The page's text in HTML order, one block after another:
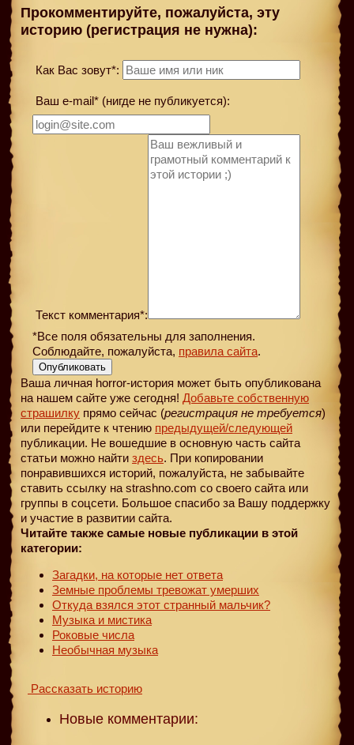
Прокомментируйте, пожалуйста, эту
историю (регистрация не нужна):
Как Вас зовут*:
Ваш e-mail* (нигде не публикуется):
Текст комментария*:
*Все поля обязательны для заполнения.
Соблюдайте, пожалуйста, правила сайта.
Опубликовать
Ваша личная horror-история может быть опубликована
на нашем сайте уже сегодня! Добавьте собственную
страшилку прямо сейчас (регистрация не требуется)
или перейдите к чтению предыдущей/следующей
публикации. Не вошедшие в основную часть сайта
статьи можно найти здесь. При копировании
понравившихся историй, пожалуйста, не забывайте
ставить ссылку на strashno.com со своего сайта или
группы в соцсети. Большое спасибо за Вашу поддержку
и участие в развитии сайта.
Читайте также самые новые публикации в этой
категории:
Загадки, на которые нет ответа
Земные проблемы тревожат умерших
Откуда взялся этот странный мальчик?
Музыка и мистика
Роковые числа
Необычная музыка
Рассказать историю
Новые комментарии: